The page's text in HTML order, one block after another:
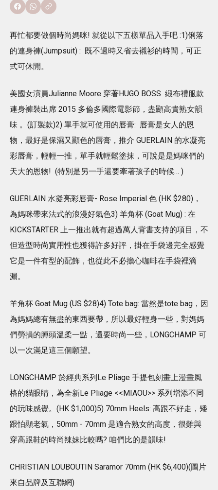
再忙都要做個時尚媽咪! 就從以下五樣單品入手吧 :1)俐落
的連身褲(Jumpsuit) : 既不過時又省去襯衫的時間，可正
式可休閒。
美國女演員Julianne Moore 穿著HUGO BOSS 緞布禮服款
連身褲裝出席 2015 多倫多國際電影節，盡顯高貴熟女韻
味 。(訂製款)2) 單手就可使用的唇膏: 唇膏是女人的恩
物，最好是保濕又顯色的唇膏，推介 GUERLAIN 的水凝亮
彩唇膏，輕輕一推，單手就輕鬆塗抹，可說是是媽咪們的
天大的恩物! (特別是另一手還要牽著孩子的時候… )
GUERLAIN 水凝亮彩唇膏- Rose Imperial 色 (HK $280)，
為媽咪帶來法式的浪漫好氣色3) 羊角杯 (Goat Mug) : 在
KICKSTARTER 上一推出就有超過萬人背書支持的項目，不
但造型時尚實用性也獲得許多好評，掛在手袋邊完全感覺
它是一件有型的配飾，也從此不必擔心咖啡在手袋裡滴
漏。
羊角杯 Goat Mug (US $28)4) Tote bag: 當然是tote bag，因
為媽媽總有無盡的東西要帶，所以最好輕身一些，對媽媽
們勞損的膊頭溫柔一點，還要時尚一些，LONGCHAMP 可
以一次滿足這三個願望。
LONGCHAMP 於經典系列Le Pliage 手提包刻畫上漫畫風
格的貓眼睛，為全新Le Pliage <<MIAOU>> 系列增添不同
的玩味感覺。(HK $1,000)5) 70mm Heels: 高跟不好走，矮
跟怕顯老氣，50mm - 70mm 是適合熟女的高度，很難與
穿高跟鞋的時尚辣妹比較嗎? 咱們比的是韻味!
CHRISTIAN LOUBOUTIN Saramor 70mm (HK $6,400)(圖片
來自品牌及互聯網)